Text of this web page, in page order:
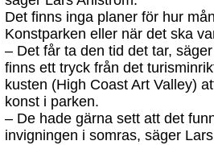
Det finns inga planer för hur
Konstparken eller när det ska
– Det får ta den tid det tar,
finns ett tryck från det
kusten (High Coast Art Valley)
konst i parken.
– De hade gärna sett att det
invigningen i somras, säger